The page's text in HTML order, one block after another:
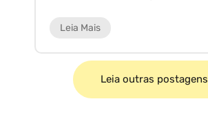
Leia Mais
Leia outras postagens